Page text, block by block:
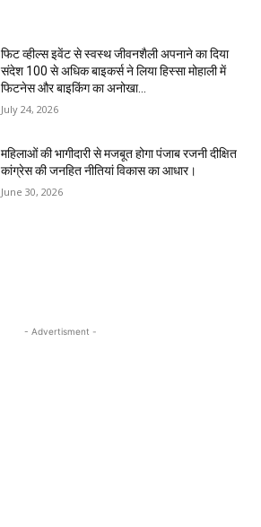
फिट व्हील्स इवेंट से स्वस्थ जीवनशैली अपनाने का दिया
संदेश 100 से अधिक बाइकर्स ने लिया हिस्सा मोहाली में
फिटनेस और बाइकिंग का अनोखा...
July 24, 2026
महिलाओं की भागीदारी से मजबूत होगा पंजाब रजनी दीक्षित
कांग्रेस की जनहित नीतियां विकास का आधार।
June 30, 2026
- Advertisment -